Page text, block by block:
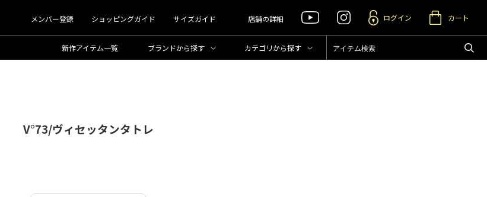
メンバー登録 ショッピングガイド サイズガイド 店舗の詳細 ログイン カート
新作アイテム一覧 ブランドから探す カテゴリから探す
V°73/ヴィセッタンタトレ